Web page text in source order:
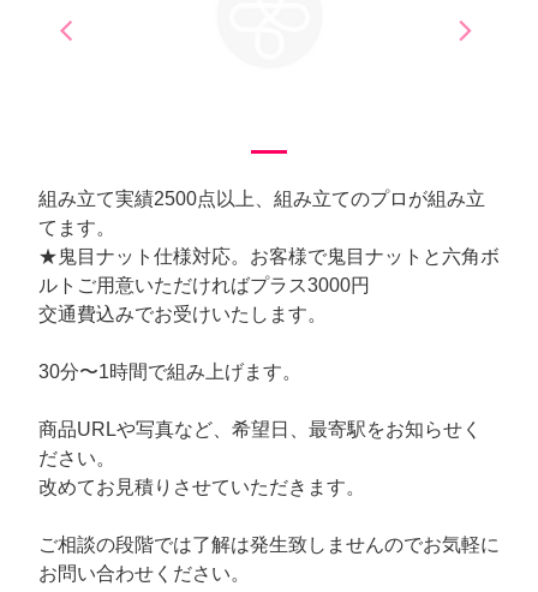
arrow_back_iosPrevious arrow_forward_iosNext
組み立て実績2500点以上、組み立てのプロが組み立
てます。
★鬼目ナット仕様対応。お客様で鬼目ナットと六角ボ
ルトご用意いただければプラス3000円
交通費込みでお受けいたします。
30分〜1時間で組み上げます。
商品URLや写真など、希望日、最寄駅をお知らせく
ださい。
改めてお見積りさせていただきます。
ご相談の段階では了解は発生致しませんのでお気軽に
お問い合わせください。